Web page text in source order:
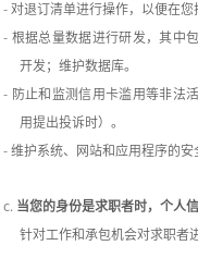
-对退订清单进行操作，以便在您
- 根据总量数据进行研发，其中
开发；维护数据库。
- 防止和监测信用卡滥用等非法
用提出投诉时）。
-维护系统、网站和应用程序的安
c. 当您的身份是求职者时，个人
针对工作和承包机会对求职者